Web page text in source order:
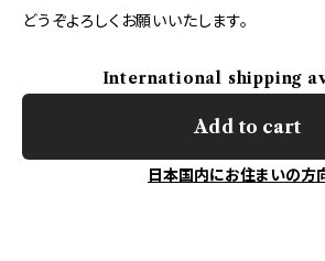
どうぞよろしくお願いいたします。
International shipping
Add to cart
日本国内にお住まいの方